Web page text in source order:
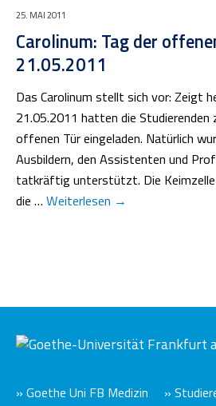
25. MAI 2011
Carolinum: Tag der
21.05.2011
Das Carolinum stellt sich vor: Zeigt
21.05.2011 hatten die Studierenden
offenen Tür eingeladen. Natürlich
Ausbildern, den Assistenten und
tatkräftig unterstützt. Die
die … Weiterlesen →
» Goethe Uni FB Medizin
»